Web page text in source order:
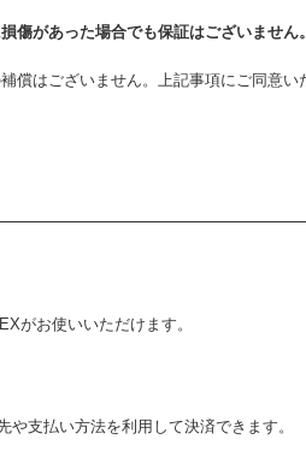
傷があった場合でも保証はございません
償はございません。上記事項にご同意い
がお使いいただけます。
や支払い方法を利用して決済できます。